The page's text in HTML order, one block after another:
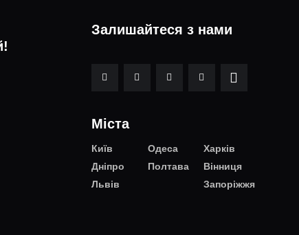
Залишайтеся з нами
Міста
Київ Одеса
Харків
Дніпро
Полтава
Вінниця
Львів
Запоріжжя